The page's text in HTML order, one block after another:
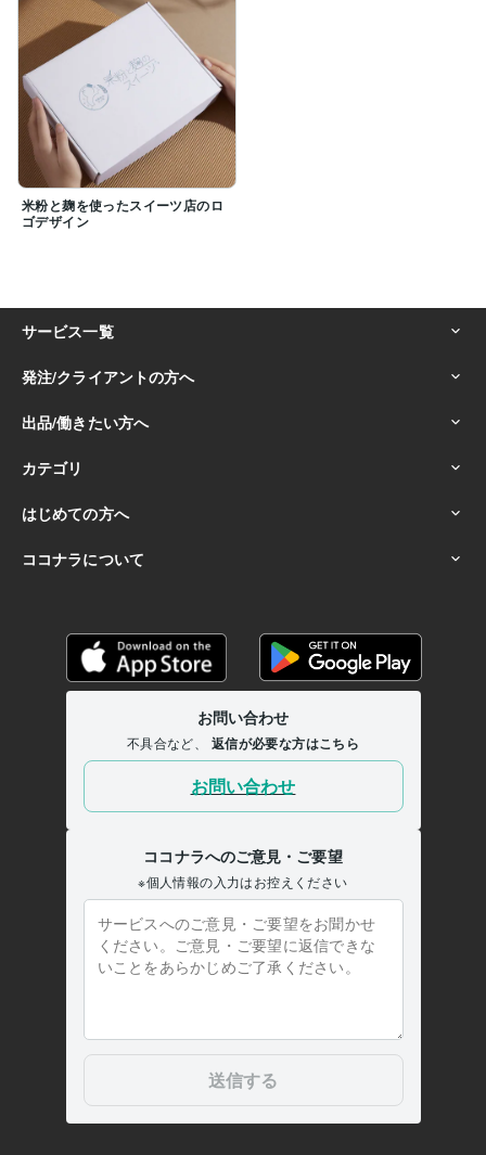
米粉と麹を使ったスイーツ店のロ
ゴデザイン